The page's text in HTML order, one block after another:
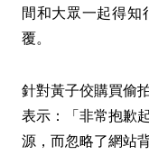
間和大眾一起得知
覆。
針對黃子佼購買偷
表示：「非常抱歉
源，而忽略了網站